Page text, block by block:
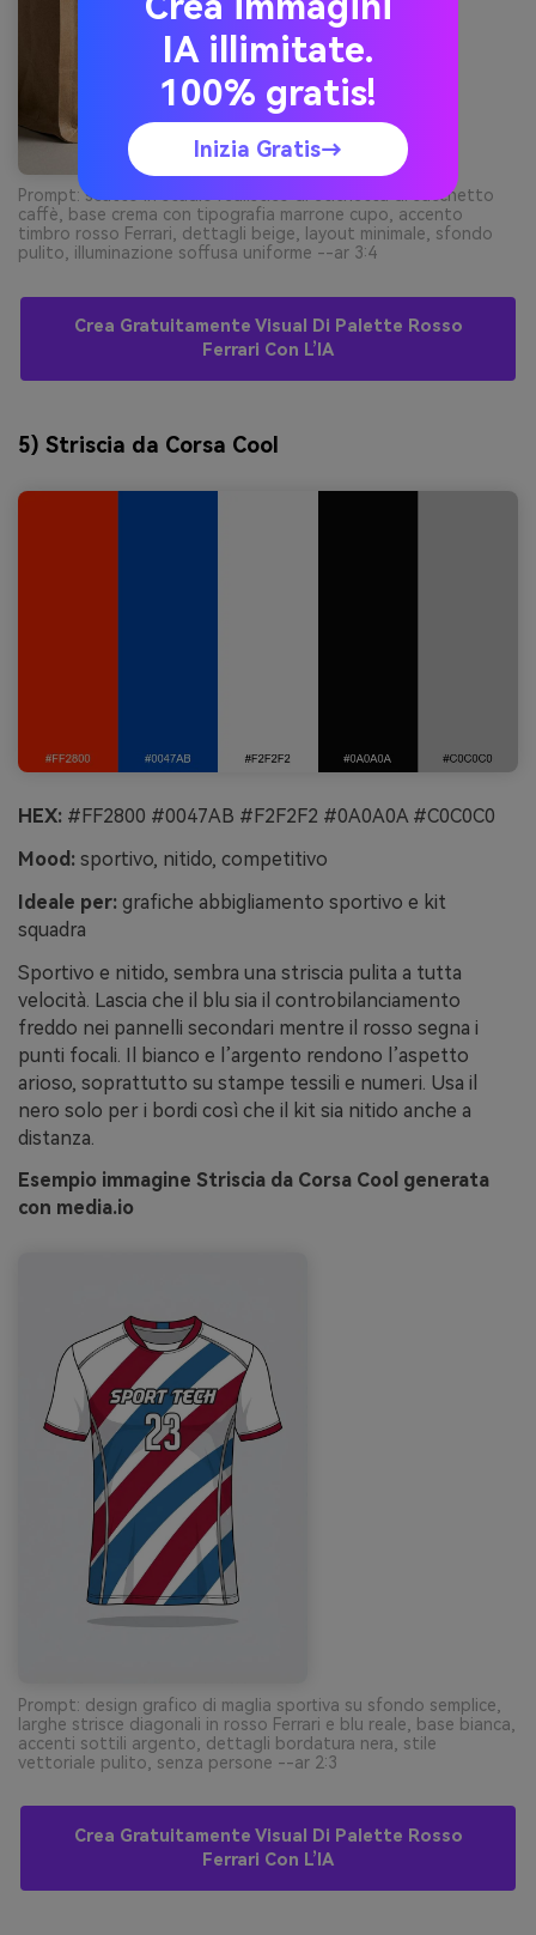
Prompt: scatto in studio realistico di etichetta di sacchetto
caffè, base crema con tipografia marrone cupo, accento
timbro rosso Ferrari, dettagli beige, layout minimale, sfondo
pulito, illuminazione soffusa uniforme --ar 3:4
Crea Gratuitamente Visual Di Palette Rosso
Ferrari Con L’IA
5) Striscia da Corsa Cool
HEX: #FF2800 #0047AB #F2F2F2 #0A0A0A #C0C0C0
Mood: sportivo, nitido, competitivo
Ideale per: grafiche abbigliamento sportivo e kit
squadra
Sportivo e nitido, sembra una striscia pulita a tutta
velocità. Lascia che il blu sia il controbilanciamento
freddo nei pannelli secondari mentre il rosso segna i
punti focali. Il bianco e l’argento rendono l’aspetto
arioso, soprattutto su stampe tessili e numeri. Usa il
nero solo per i bordi così che il kit sia nitido anche a
distanza.
Esempio immagine Striscia da Corsa Cool generata
con media.io
Prompt: design grafico di maglia sportiva su sfondo semplice,
larghe strisce diagonali in rosso Ferrari e blu reale, base bianca,
accenti sottili argento, dettagli bordatura nera, stile
vettoriale pulito, senza persone --ar 2:3
Crea Gratuitamente Visual Di Palette Rosso
Ferrari Con L’IA
IA illimitate.
100% gratis!
Inizia Gratis→